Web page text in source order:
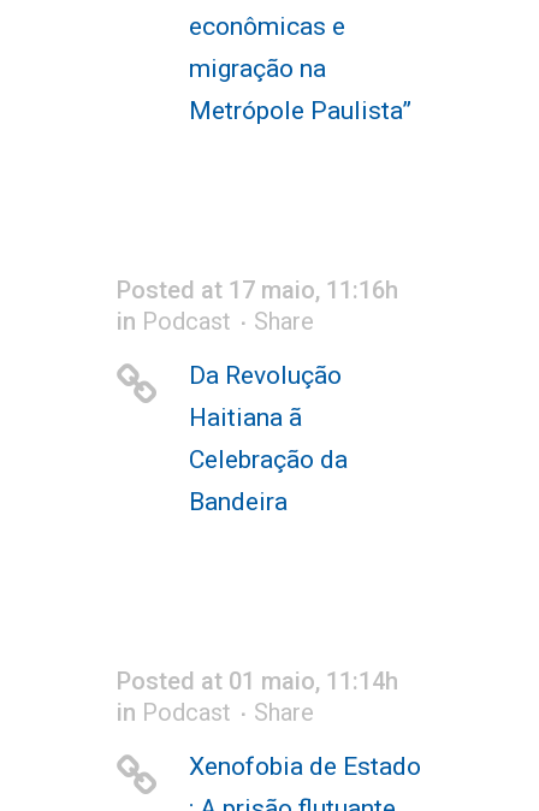
econômicas e
migração na
Metrópole Paulista”
Posted at 17 maio, 11:16h
in Podcast
Share
Da Revolução
Haitiana ã
Celebração da
Bandeira
Posted at 01 maio, 11:14h
in Podcast
Share
Xenofobia de Estado